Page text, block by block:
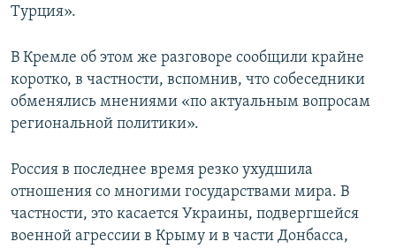
Турция».
В Кремле об этом же разговоре сообщили крайне
коротко, в частности, вспомнив, что собеседники
обменялись мнениями «по актуальным вопросам
региональной политики».
Россия в последнее время резко ухудшила
отношения со многими государствами мира. В
частности, это касается Украины, подвергшейся
военной агрессии в Крыму и в части Донбасса,